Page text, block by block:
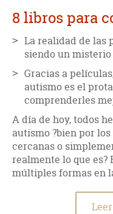
8 libros para
La realidad de las
siendo un
Gracias a
autismo es el
comprenderles
A día de hoy, todos
autismo ?bien por
cercanas o
realmente lo que es?
múltiples formas en